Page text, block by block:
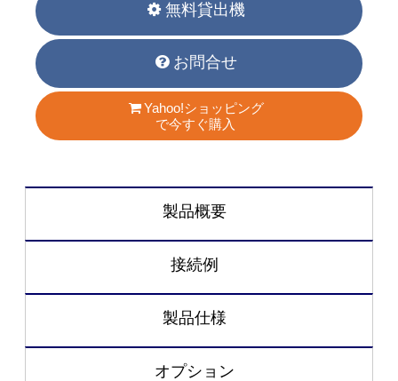
無料貸出機
お問合せ
Yahoo!ショッピング
で今すぐ購入
製品概要
接続例
製品仕様
オプション